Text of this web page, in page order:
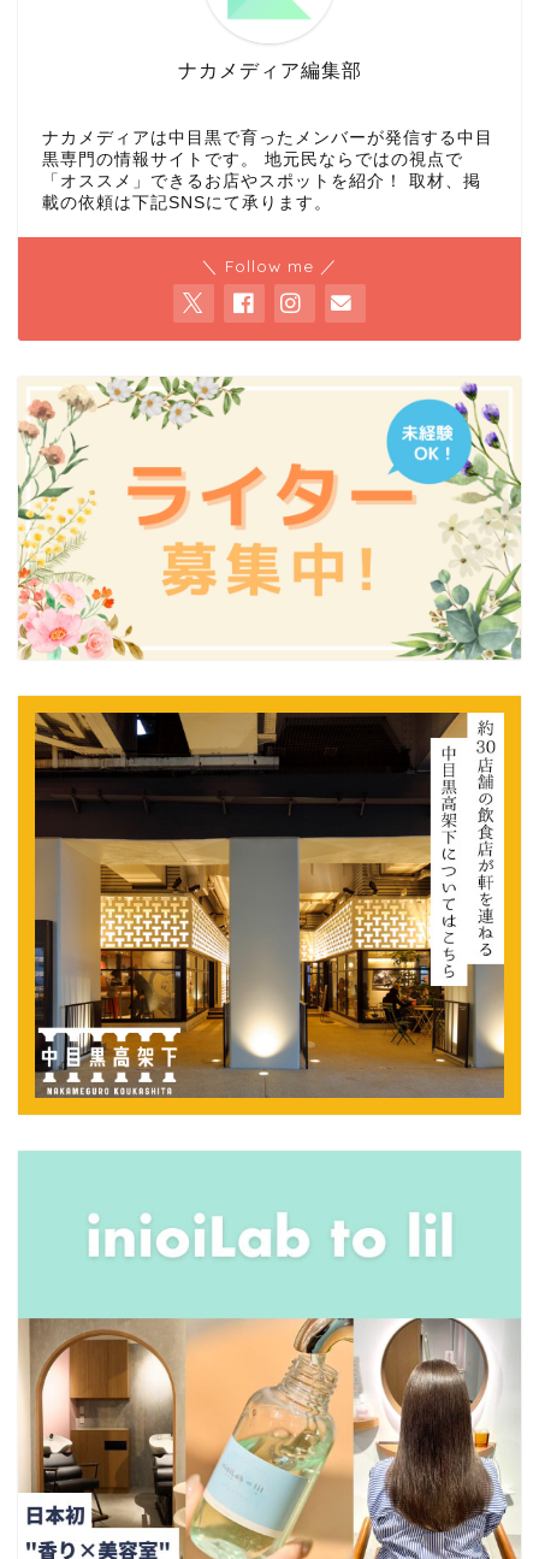
ナカメディア編集部
ナカメディアは中目黒で育ったメンバーが発信する中目
黒専門の情報サイトです。 地元民ならではの視点で
「オススメ」できるお店やスポットを紹介！ 取材、掲
載の依頼は下記SNSにて承ります。
＼ Follow me ／